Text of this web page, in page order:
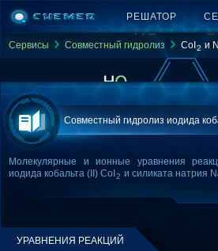
РЕШАТОР
Сервисы Совместный гидролиз CoI 2 и
Совместный гидролиз иодида
Молекулярные и ионные уравнения
иодида кобальта (II) CoI 2 и силиката натрия
УРАВНЕНИЯ РЕАКЦИЙ